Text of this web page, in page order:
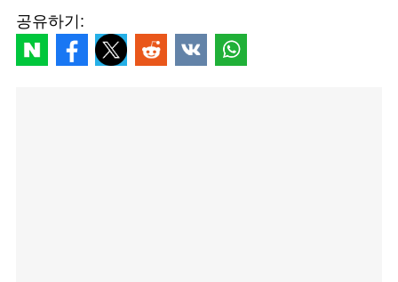
공유하기: